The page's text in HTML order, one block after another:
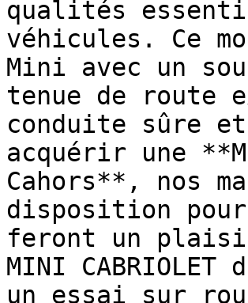
qualités
véhicules. Ce
Mini avec un
tenue de route
conduite sûre
acquérir une
Cahors**, nos
disposition
feront un
MINI
un essai sur